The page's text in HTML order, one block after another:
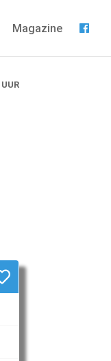
Magazine
UUR